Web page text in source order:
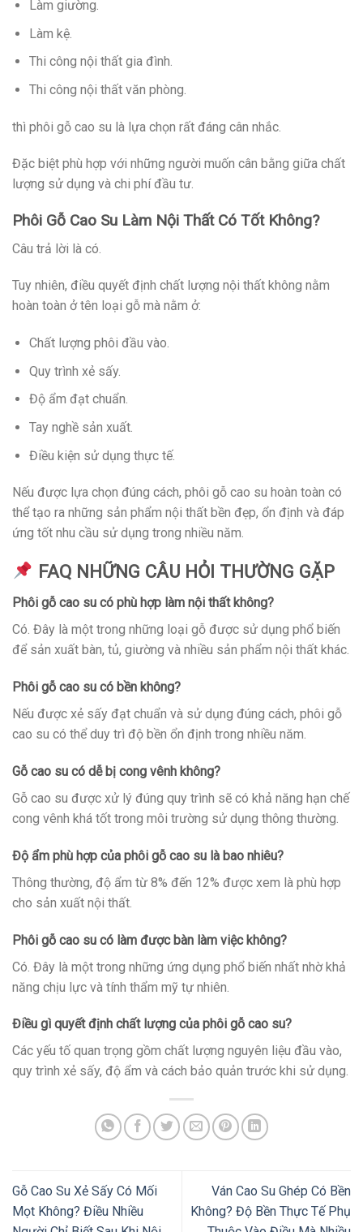
Làm giường.
Làm kệ.
Thi công nội thất gia đình.
Thi công nội thất văn phòng.
thì phôi gỗ cao su là lựa chọn rất đáng cân nhắc.
Đặc biệt phù hợp với những người muốn cân bằng giữa chất
lượng sử dụng và chi phí đầu tư.
Phôi Gỗ Cao Su Làm Nội Thất Có Tốt Không?
Câu trả lời là có.
Tuy nhiên, điều quyết định chất lượng nội thất không nằm
hoàn toàn ở tên loại gỗ mà nằm ở:
Chất lượng phôi đầu vào.
Quy trình xẻ sấy.
Độ ẩm đạt chuẩn.
Tay nghề sản xuất.
Điều kiện sử dụng thực tế.
Nếu được lựa chọn đúng cách, phôi gỗ cao su hoàn toàn có
thể tạo ra những sản phẩm nội thất bền đẹp, ổn định và đáp
ứng tốt nhu cầu sử dụng trong nhiều năm.
FAQ NHỮNG CÂU HỎI THƯỜNG GẶP
Phôi gỗ cao su có phù hợp làm nội thất không?
Có. Đây là một trong những loại gỗ được sử dụng phổ biến
để sản xuất bàn, tủ, giường và nhiều sản phẩm nội thất khác.
Phôi gỗ cao su có bền không?
Nếu được xẻ sấy đạt chuẩn và sử dụng đúng cách, phôi gỗ
cao su có thể duy trì độ bền ổn định trong nhiều năm.
Gỗ cao su có dễ bị cong vênh không?
Gỗ cao su được xử lý đúng quy trình sẽ có khả năng hạn chế
cong vênh khá tốt trong môi trường sử dụng thông thường.
Độ ẩm phù hợp của phôi gỗ cao su là bao nhiêu?
Thông thường, độ ẩm từ 8% đến 12% được xem là phù hợp
cho sản xuất nội thất.
Phôi gỗ cao su có làm được bàn làm việc không?
Có. Đây là một trong những ứng dụng phổ biến nhất nhờ khả
năng chịu lực và tính thẩm mỹ tự nhiên.
Điều gì quyết định chất lượng của phôi gỗ cao su?
Các yếu tố quan trọng gồm chất lượng nguyên liệu đầu vào,
quy trình xẻ sấy, độ ẩm và cách bảo quản trước khi sử dụng.
Gỗ Cao Su Xẻ Sấy Có Mối
Mọt Không? Điều Nhiều
Ván Cao Su Ghép Có Bền
Không? Độ Bền Thực Tế Phụ